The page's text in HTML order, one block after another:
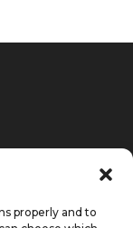
properly and to
van